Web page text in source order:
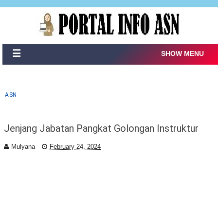
☰ SHOW MENU
ASN
Jenjang Jabatan Pangkat Golongan Instruktur
Mulyana February 24, 2024